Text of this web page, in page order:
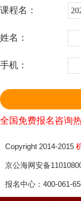
课程名：
姓名：
手机：
全国免费报名咨询
Copyright 2014-2015
京公海网安备
报名中心：400-061-